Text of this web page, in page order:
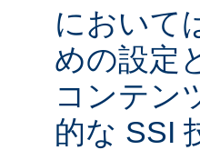
において
めの設定
コンテン
的な SSI